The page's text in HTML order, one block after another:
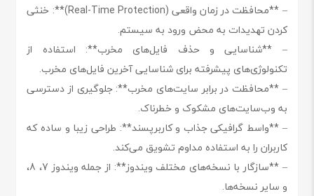
– **محافظت در زمان واقعی (Real-Time Protection)**: خنثی
کردن تهدیدات به محض ورود به سیستم.
– **شناسایی و حذف فایل‌های مخرب**: استفاده از
تکنولوژی‌های پیشرفته برای شناسایی آخرین فایل‌های مخرب.
– **محافظت در برابر سایت‌های مخرب**: جلوگیری از دسترسی
به وب‌سایت‌های مشکوک و خطرناک.
– **واسط گرافیکی جذاب و کاربرپسند**: طراحی زیبا و ساده که
کاربران را به استفاده مداوم تشویق می‌کند.
– **سازگار با نسخه‌های مختلف ویندوز**: از جمله ویندوز 7، 8،
و سایر نسخه‌ها.